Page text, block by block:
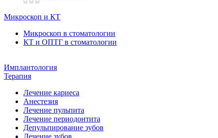
Микроскоп и КТ
Микроскоп в стоматологии
КТ и ОПТГ в стоматологии
Имплантология
Терапия
Лечение кариеса
Анестезия
Лечение пульпита
Лечение периодонтита
Депульпирование зубов
Лечение зубов